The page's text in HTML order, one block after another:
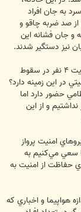
به جان افراد
از صد ضربه چاقو و
و جان فشانه اين
نيز دستگير شدند.
وي در خصوص سوال يكي از خبرنگاران مبني بر اينكه هويت ‪ ۴‬نفر در سقوط
در اين زمينه دارد؟
حضور دارد اما
حضور نداشتيم و از اين
امنيت پرواز
سعي مي‌كنيم به
حفاظت از امنيت به
هواپيما و اخباري كه